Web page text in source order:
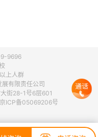
9696
上人群
有限责任公司
街28-1号6层601
ICP备05069206号